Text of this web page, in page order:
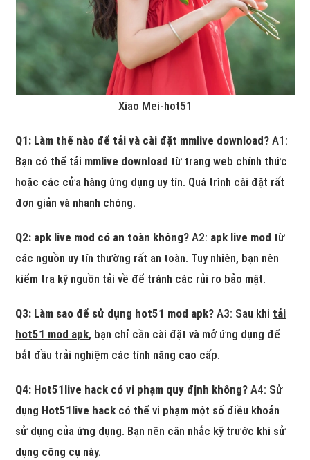
Xiao Mei-hot51
Q1: Làm thế nào để tải và cài đặt mmlive download? A1:
Bạn có thể tải mmlive download từ trang web chính thức
hoặc các cửa hàng ứng dụng uy tín. Quá trình cài đặt rất
đơn giản và nhanh chóng.
Q2: apk live mod có an toàn không? A2: apk live mod từ
các nguồn uy tín thường rất an toàn. Tuy nhiên, bạn nên
kiểm tra kỹ nguồn tải về để tránh các rủi ro bảo mật.
Q3: Làm sao để sử dụng hot51 mod apk? A3: Sau khi tải
hot51 mod apk, bạn chỉ cần cài đặt và mở ứng dụng để
bắt đầu trải nghiệm các tính năng cao cấp.
Q4: Hot51live hack có vi phạm quy định không? A4: Sử
dụng Hot51live hack có thể vi phạm một số điều khoản
sử dụng của ứng dụng. Bạn nên cân nhắc kỹ trước khi sử
dụng công cụ này.